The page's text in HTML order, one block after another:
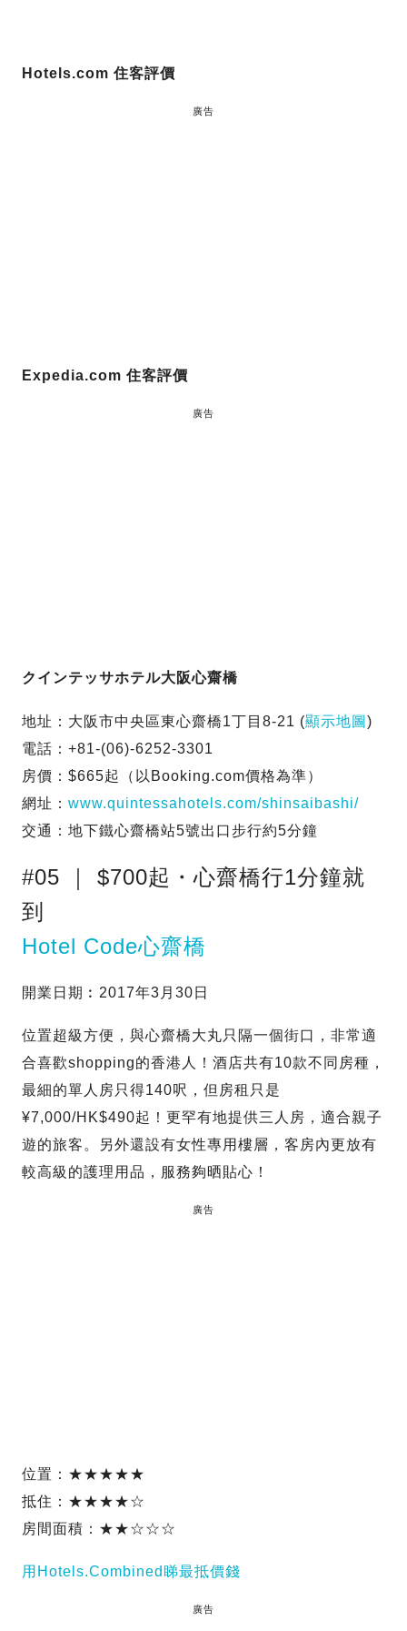
Hotels.com 住客評價
廣告
Expedia.com 住客評價
廣告
クインテッサホテル大阪心齋橋
地址：大阪市中央區東心齋橋1丁目8-21 (顯示地圖 )
電話：+81-(06)-6252-3301
房價：$665起（以Booking.com價格為準）
網址： www.quintessahotels.com/shinsaibashi/
交通：地下鐵心齋橋站5號出口步行約5分鐘
#05 ｜ $700起・心齋橋行1分鐘就
到
Hotel Code心齋橋
開業日期︰2017年3月30日
位置超級方便，與心齋橋大丸只隔一個街口，非常適
合喜歡shopping的香港人！酒店共有10款不同房種，
最細的單人房只得140呎，但房租只是
¥7,000/HK$490起！更罕有地提供三人房，適合親子
遊的旅客。另外還設有女性專用樓層，客房內更放有
較高級的護理用品，服務夠晒貼心！
廣告
位置：★★★★★
抵住：★★★★☆
房間面積：★★☆☆☆
用Hotels.Combined睇最抵價錢
廣告